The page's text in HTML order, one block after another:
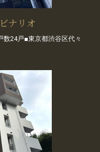
ナリオ
24戸■東京都渋谷区代々